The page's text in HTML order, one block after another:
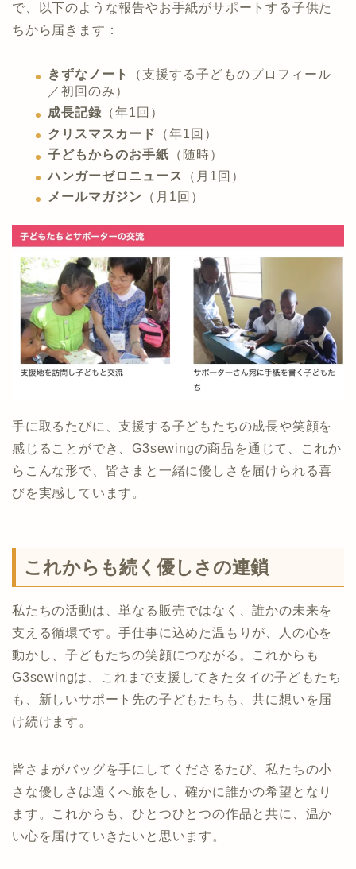
で、以下のような報告やお手紙がサポートする子供た
ちから届きます：
きずなノート
（支援する子どものプロフィール
／初回のみ）
成長記録 （年1回）
クリスマスカード
（年1回）
子どもからのお手紙 （随時）
ハンガーゼロニュース
（月1回）
メールマガジン （月1回）
手に取るたびに、支援する子どもたちの成長や笑顔を
感じることができ、G3sewingの商品を通じて、これか
らこんな形で、皆さまと一緒に優しさを届けられる喜
びを実感しています。
これからも続く優しさの連鎖
私たちの活動は、単なる販売ではなく、誰かの未来を
支える循環です。手仕事に込めた温もりが、人の心を
動かし、子どもたちの笑顔につながる。これからも
G3sewingは、これまで支援してきたタイの子どもたち
も、新しいサポート先の子どもたちも、共に想いを届
け続けます。
皆さまがバッグを手にしてくださるたび、私たちの小
さな優しさは遠くへ旅をし、確かに誰かの希望となり
ます。これからも、ひとつひとつの作品と共に、温か
い心を届けていきたいと思います。